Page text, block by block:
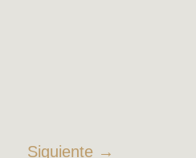
Siguiente →